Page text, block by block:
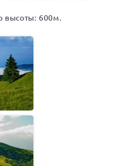
высоты: 600м.